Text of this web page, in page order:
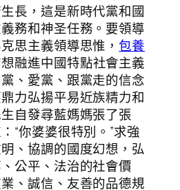
長，這是新時代黨和國
務和神圣任務。要領導
思主義領導思惟，包養
融進中國特點社會主義
、愛黨、跟黨走的信念
力弘揚平易近族精力和
自發尋藍媽媽張了張
“你婆婆很特別。”求強
、協調的國度幻想，弘
公平、法治的社會價
、誠信、友善的品德規